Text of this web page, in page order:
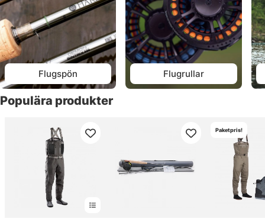
Flugspön Flugrullar
Populära produkter
Paketpris!